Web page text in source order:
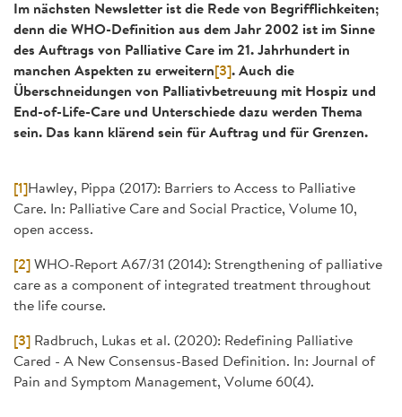
Im nächsten Newsletter ist die Rede von Begrifflichkeiten;
denn die WHO-Definition aus dem Jahr 2002 ist im Sinne
des Auftrags von Palliative Care im 21. Jahrhundert in
manchen Aspekten zu erweitern[3]. Auch die
Überschneidungen von Palliativbetreuung mit Hospiz und
End-of-Life-Care und Unterschiede dazu werden Thema
sein. Das kann klärend sein für Auftrag und für Grenzen.
[1]Hawley, Pippa (2017): Barriers to Access to Palliative
Care. In: Palliative Care and Social Practice, Volume 10,
open access.
[2] WHO-Report A67/31 (2014): Strengthening of palliative
care as a component of integrated treatment throughout
the life course.
[3] Radbruch, Lukas et al. (2020): Redefining Palliative
Cared - A New Consensus-Based Definition. In: Journal of
Pain and Symptom Management, Volume 60(4).